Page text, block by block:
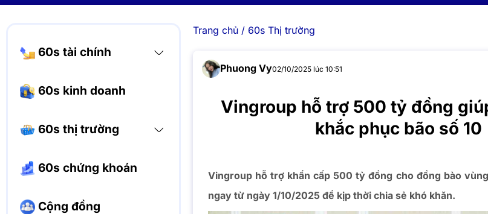
60s tài chính
60s kinh doanh
60s thị trường
60s chứng khoán
Cộng đồng
Trang chủ/ 60s Thị trường
Phuong Vy02/10/2025 lúc 10:51
Vingroup hỗ trợ 500 tỷ đồng
khắc phục bão số 10
Vingroup hỗ trợ khẩn cấp 500 tỷ đồng cho đồng bào
ngay từ ngày 1/10/2025 để kịp thời chia sẻ khó khăn.